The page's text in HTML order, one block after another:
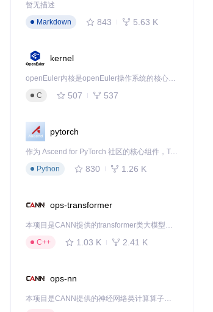
暂无描述
Markdown
843 5.63 K
kernel
openEuler内核是openEuler操作系统的核心，既是系统性能与稳定性的基石，也是连接处理器、设备与服务的桥梁。
C
507 537
pytorch
作为 Ascend for PyTorch 社区的核心组件，TorchNPU 是昇腾专为 PyTorch 打造的深度学习适配插件，使 PyTorch 框架能够直接调用昇腾 NPU，为开发者提供昇腾 AI 处理器的超强算力。
Python
830 1.26 K
ops-transformer
本项目是CANN提供的transformer类大模型算子库，实现网络在NPU上加速计算。
C++
1.03 K 2.41 K
ops-nn
本项目是CANN提供的神经网络类计算算子库，实现网络在NPU上加速计算。